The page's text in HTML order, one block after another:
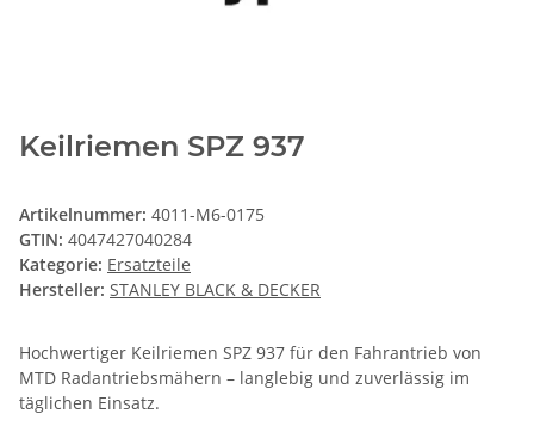
Keilriemen SPZ 937
Artikelnummer: 4011-M6-0175
GTIN: 4047427040284
Kategorie: Ersatzteile
Hersteller: STANLEY BLACK & DECKER
Hochwertiger Keilriemen SPZ 937 für den Fahrantrieb von
MTD Radantriebsmähern – langlebig und zuverlässig im
täglichen Einsatz.